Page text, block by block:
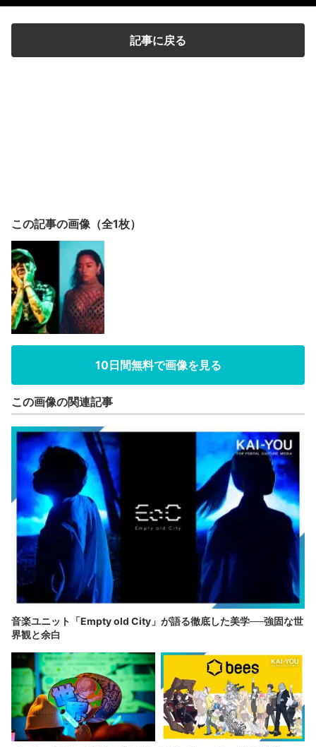
記事に戻る
この記事の画像（全1枚）
10日間無料で画像を見る
この画像の関連記事
音楽ユニット「Empty old City」が語る徹底した美学──強固な世
界観と余白